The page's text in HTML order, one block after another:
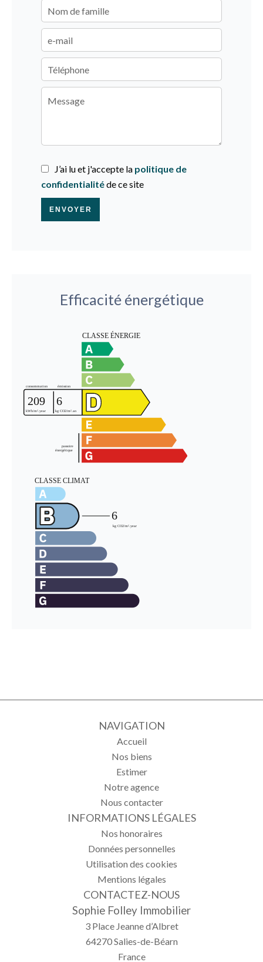
J’ai lu et j'accepte la politique de
confidentialitéde ce site
ENVOYER
Efficacité énergétique
NAVIGATION
Accueil
Nos biens
Estimer
Notre agence
Nous contacter
INFORMATIONS LÉGALES
Nos honoraires
Données personnelles
Utilisation des cookies
Mentions légales
CONTACTEZ-NOUS
Sophie Folley Immobilier
3 Place Jeanne d’Albret
64270Salies-de-Béarn
France